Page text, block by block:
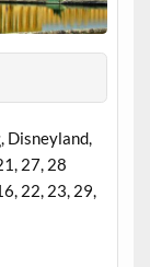
Disneyland,
27, 28
22, 23, 29,